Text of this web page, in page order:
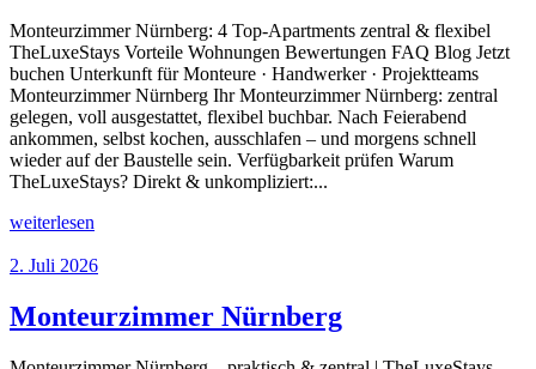
Monteurzimmer Nürnberg: 4 Top-Apartments zentral & flexibel
TheLuxeStays Vorteile Wohnungen Bewertungen FAQ Blog Jetzt
buchen Unterkunft für Monteure · Handwerker · Projektteams
Monteurzimmer Nürnberg Ihr Monteurzimmer Nürnberg: zentral
gelegen, voll ausgestattet, flexibel buchbar. Nach Feierabend
ankommen, selbst kochen, ausschlafen – und morgens schnell
wieder auf der Baustelle sein. Verfügbarkeit prüfen Warum
TheLuxeStays? Direkt & unkompliziert:...
weiterlesen
2. Juli 2026
Monteurzimmer Nürnberg